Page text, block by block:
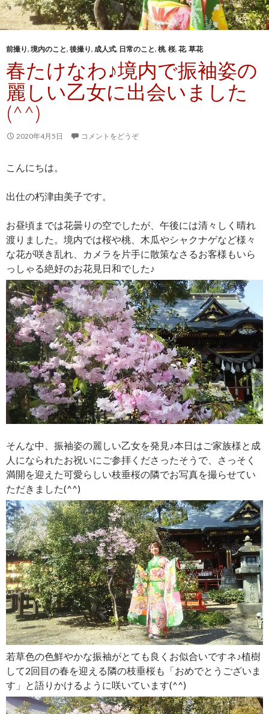
前撮り, 境内のこと, 後撮り, 成人式, 日常のこと, 桃, 桜, 花, 草花
春たけなわ♪境内で振袖姿の
麗しい乙女に出会いました
(^^)
2020年4月5日 コメントをどうぞ
こんにちは。
出仕の朽津由美子です。
お昼頃までは花曇りの空でしたが、午後には清々しく晴れ
渡りました。境内では桜や桃、木瓜やシャクナゲなど様々
な花が咲き乱れ、カメラを片手に散策なさるお客様もいら
っしゃる絶好のお花見日和でした♪
そんな中、振袖姿の麗しい乙女を発見♪本日はご家族様と成
人になられたお祝いにご参拝くださったそうで、さっそく
満開を迎えた可愛らしい枝垂桜の隣でお写真を撮らせてい
ただきました(^^)
若草色の色鮮やかな振袖がとても良くお似合いですネ♪植樹
して2回目の春を迎える隣の枝垂桜も「おめでとうございま
す」と語りかけるように咲いています(^^)